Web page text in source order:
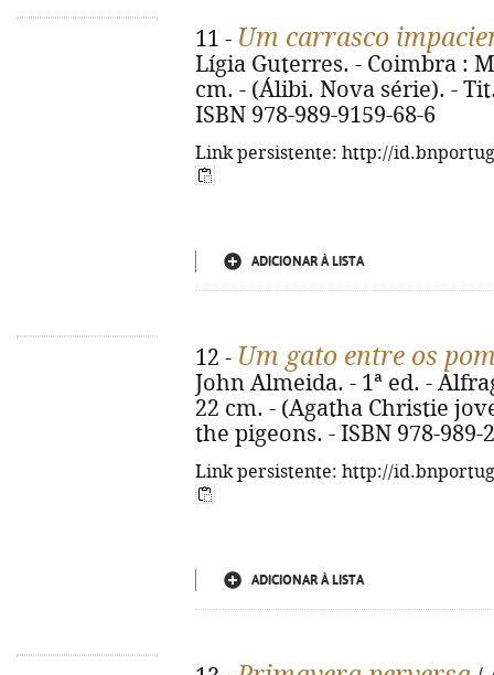
11 - Um carrasco
Lígia Guterres. - Coimbra :
cm. - (Álibi. Nova série). -
ISBN 978-989-9159-68-6
Link persistente: http://
ADICIONAR À LISTA
12 - Um gato entre os
John Almeida. - 1ª ed. -
22 cm. - (Agatha Christie
the pigeons. - ISBN 978-989-
Link persistente: http://
ADICIONAR À LISTA